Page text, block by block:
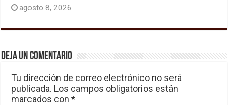
agosto 8, 2026
Deja un comentario
Tu dirección de correo electrónico no será
publicada. Los campos obligatorios están
marcados con*